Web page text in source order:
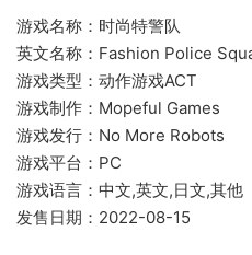
游戏名称：时尚特警队
英文名称：Fashion Police
游戏类型：动作游戏ACT
游戏制作：Mopeful Games
游戏发行：No More Robots
游戏平台：PC
游戏语言：中文,英文,日文,其他
发售日期：2022-08-15